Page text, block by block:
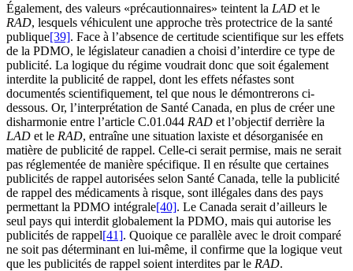
Également, des valeurs «précautionnaires» teintent la LAD et le
RAD, lesquels véhiculent une approche très protectrice de la santé
publique[39]. Face à l’absence de certitude scientifique sur les effets
de la PDMO, le législateur canadien a choisi d’interdire ce type de
publicité. La logique du régime voudrait donc que soit également
interdite la publicité de rappel, dont les effets néfastes sont
documentés scientifiquement, tel que nous le démontrerons ci-
dessous. Or, l’interprétation de Santé Canada, en plus de créer une
disharmonie entre l’article C.01.044 RAD et l’objectif derrière la
LAD et le RAD, entraîne une situation laxiste et désorganisée en
matière de publicité de rappel. Celle-ci serait permise, mais ne serait
pas réglementée de manière spécifique. Il en résulte que certaines
publicités de rappel autorisées selon Santé Canada, telle la publicité
de rappel des médicaments à risque, sont illégales dans des pays
permettant la PDMO intégrale[40]. Le Canada serait d’ailleurs le
seul pays qui interdit globalement la PDMO, mais qui autorise les
publicités de rappel[41]. Quoique ce parallèle avec le droit comparé
ne soit pas déterminant en lui-même, il confirme que la logique veut
que les publicités de rappel soient interdites par le RAD.